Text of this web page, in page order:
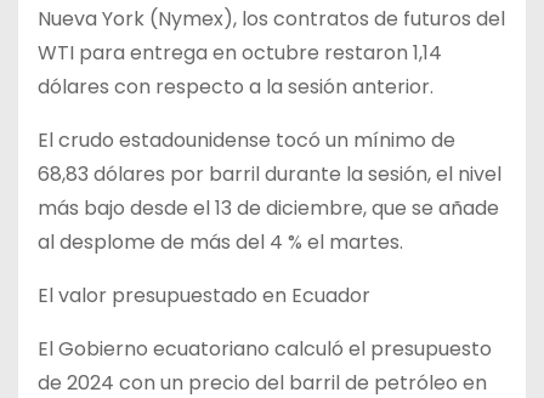
Nueva York (Nymex), los contratos de futuros del
WTI para entrega en octubre restaron 1,14
dólares con respecto a la sesión anterior.
El crudo estadounidense tocó un mínimo de
68,83 dólares por barril durante la sesión, el nivel
más bajo desde el 13 de diciembre, que se añade
al desplome de más del 4 % el martes.
El valor presupuestado en Ecuador
El Gobierno ecuatoriano calculó el presupuesto
de 2024 con un precio del barril de petróleo en